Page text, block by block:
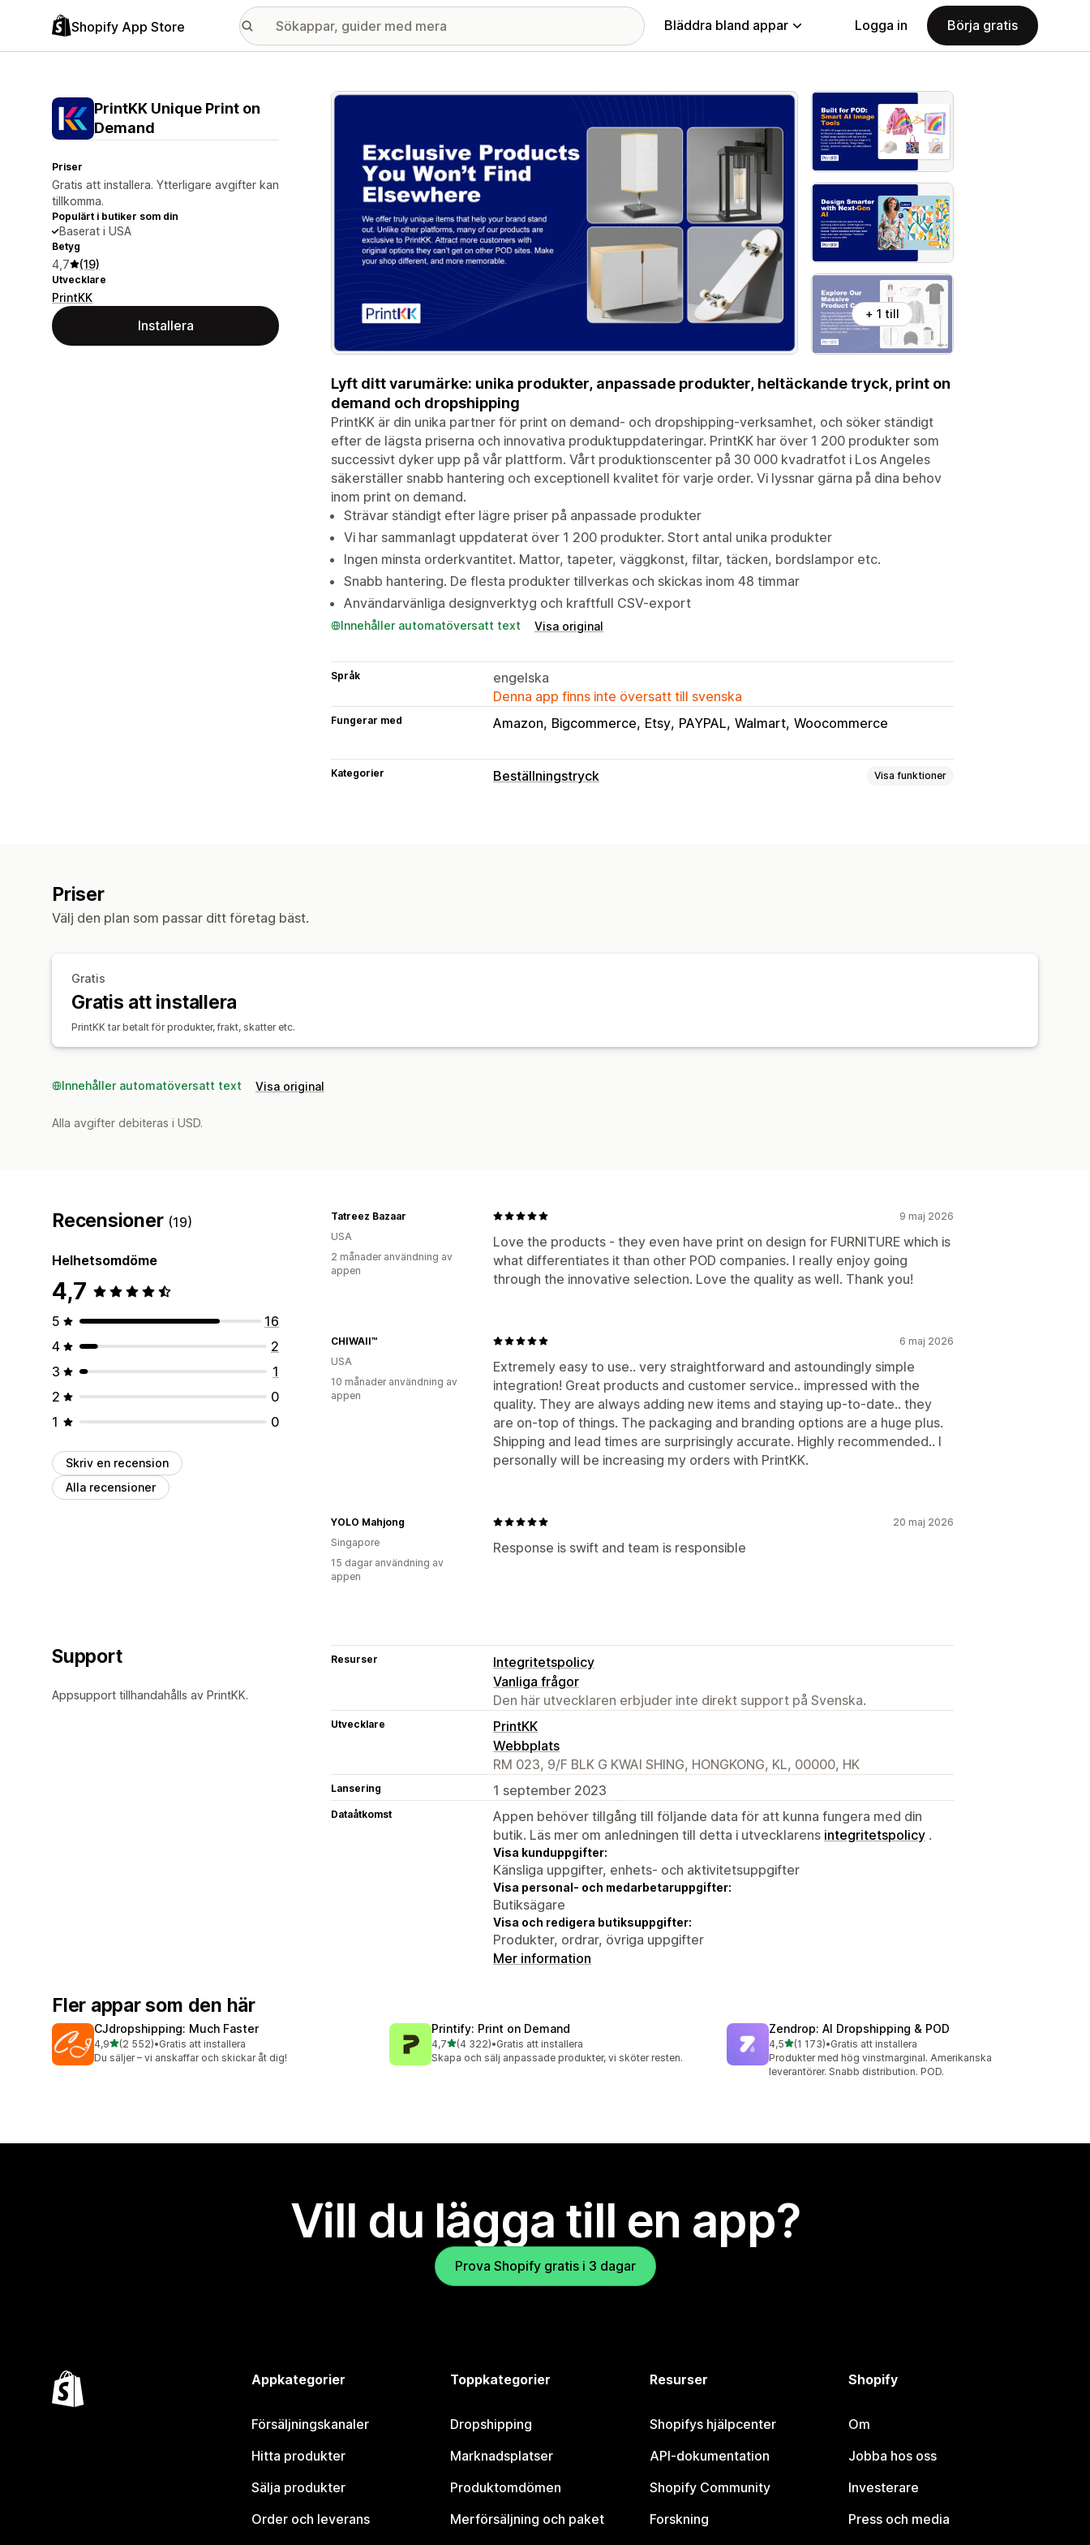
Shopify App Store Bläddra bland appar Logga in Börja gratis
PrintKK Unique Print on
Demand
Priser
Gratis att installera. Ytterligare avgifter kan
tillkomma.
Populärt i butiker som din
Baserat i USA
Betyg
4,7 (19)
Utvecklare
PrintKK
Installera
Galleri med utvalda bilder
+ 1 till
Lyft ditt varumärke: unika produkter, anpassade produkter, heltäckande tryck, print on
demand och dropshipping
PrintKK är din unika partner för print on demand- och dropshipping-verksamhet, och söker ständigt
efter de lägsta priserna och innovativa produktuppdateringar. PrintKK har över 1 200 produkter som
successivt dyker upp på vår plattform. Vårt produktionscenter på 30 000 kvadratfot i Los Angeles
säkerställer snabb hantering och exceptionell kvalitet för varje order. Vi lyssnar gärna på dina behov
inom print on demand.
Strävar ständigt efter lägre priser på anpassade produkter
Vi har sammanlagt uppdaterat över 1 200 produkter. Stort antal unika produkter
Ingen minsta orderkvantitet. Mattor, tapeter, väggkonst, filtar, täcken, bordslampor etc.
Snabb hantering. De flesta produkter tillverkas och skickas inom 48 timmar
Användarvänliga designverktyg och kraftfull CSV-export
Innehåller automatöversatt text Visa original
Språk
engelska
Denna app finns inte översatt till svenska
Fungerar med Amazon Bigcommerce Etsy PAYPAL Walmart Woocommerce
Kategorier Beställningstryck Visa funktioner
Priser
Välj den plan som passar ditt företag bäst.
Gratis
Gratis att installera
PrintKK tar betalt för produkter, frakt, skatter etc.
Innehåller automatöversatt text Visa original
Alla avgifter debiteras i USD.
Recensioner (19)
Helhetsomdöme
4,7
5
16
4
2
3
1
2
0
1
0
Skriv en recension
Alla recensioner
9 maj 2026
Love the products - they even have print on design for FURNITURE which is
what differentiates it than other POD companies. I really enjoy going
through the innovative selection. Love the quality as well. Thank you!
Tatreez Bazaar
USA
2 månader användning av
appen
6 maj 2026
Extremely easy to use.. very straightforward and astoundingly simple
integration! Great products and customer service.. impressed with the
quality. They are always adding new items and staying up-to-date.. they
are on-top of things. The packaging and branding options are a huge plus.
Shipping and lead times are surprisingly accurate. Highly recommended.. I
personally will be increasing my orders with PrintKK.
CHIWAII™
USA
10 månader användning av
appen
20 maj 2026
Response is swift and team is responsible
YOLO Mahjong
Singapore
15 dagar användning av
appen
Support
Appsupport tillhandahålls av PrintKK.
Resurser
Integritetspolicy
Vanliga frågor
Den här utvecklaren erbjuder inte direkt support på Svenska.
Utvecklare
PrintKK
Webbplats
RM 023, 9/F BLK G KWAI SHING, HONGKONG, KL, 00000, HK
Lansering 1 september 2023
Dataåtkomst
Appen behöver tillgång till följande data för att kunna fungera med din
butik. Läs mer om anledningen till detta i utvecklarens integritetspolicy .
Visa kunduppgifter:
Känsliga uppgifter, enhets- och aktivitetsuppgifter
Visa personal- och medarbetaruppgifter:
Butiksägare
Visa och redigera butiksuppgifter:
Produkter, ordrar, övriga uppgifter
Mer information
Fler appar som den här
CJdropshipping: Much Faster
4,9av 5 stjärnor
(2 552)
2552 recensioner totalt
•Gratis att installera
Du säljer – vi anskaffar och skickar åt dig!
Printify: Print on Demand
4,7av 5 stjärnor
(4 322)
4322 recensioner totalt
•Gratis att installera
Skapa och sälj anpassade produkter, vi sköter resten.
Zendrop: AI Dropshipping & POD
4,5av 5 stjärnor
(1 173)
1173 recensioner totalt
•Gratis att installera
Produkter med hög vinstmarginal. Amerikanska
leverantörer. Snabb distribution. POD.
Vill du lägga till en app?
Prova Shopify gratis i 3 dagar
Appkategorier
Försäljningskanaler
Hitta produkter
Sälja produkter
Order och leverans
Toppkategorier
Dropshipping
Marknadsplatser
Produktomdömen
Merförsäljning och paket
Resurser
Shopifys hjälpcenter
API-dokumentation
Shopify Community
Forskning
Shopify
Om
Jobba hos oss
Investerare
Press och media